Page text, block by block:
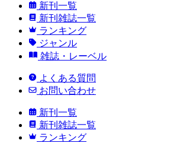
新刊一覧
新刊雑誌一覧
ランキング
ジャンル
雑誌・レーベル
よくある質問
お問い合わせ
新刊一覧
新刊雑誌一覧
ランキング